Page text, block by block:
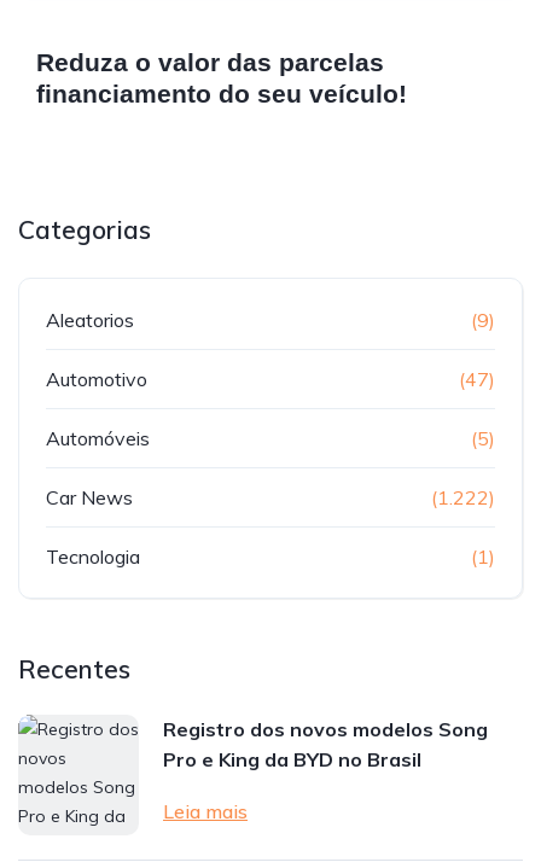
Reduza o valor das parcelas
financiamento do seu veículo!
Categorias
Aleatorios (9)
Automotivo (47)
Automóveis (5)
Car News (1.222)
Tecnologia (1)
Recentes
Registro dos novos modelos Song
Pro e King da BYD no Brasil
Leia mais